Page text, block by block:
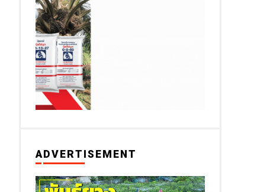
ADVERTISEMENT